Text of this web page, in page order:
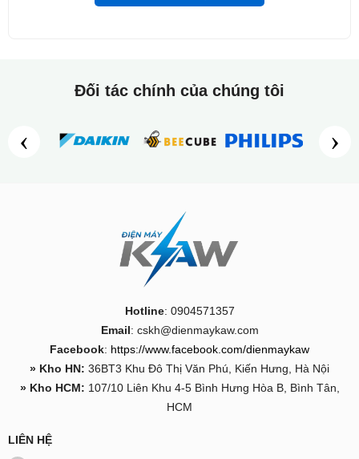
Đối tác chính của chúng tôi
‹ ›
Hotline: 0904571357
Email: cskh@dienmaykaw.com
Facebook: https://www.facebook.com/dienmaykaw
» Kho HN: 36BT3 Khu Đô Thị Văn Phú, Kiến Hưng, Hà Nội
» Kho HCM: 107/10 Liên Khu 4-5 Bình Hưng Hòa B, Bình Tân,
HCM
LIÊN HỆ